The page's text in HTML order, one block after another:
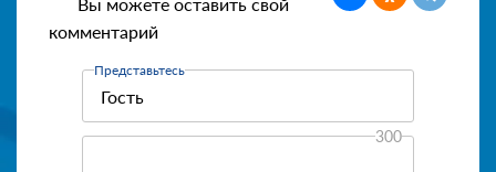
Вы можете оставить свой
комментарий
Представьтесь
300